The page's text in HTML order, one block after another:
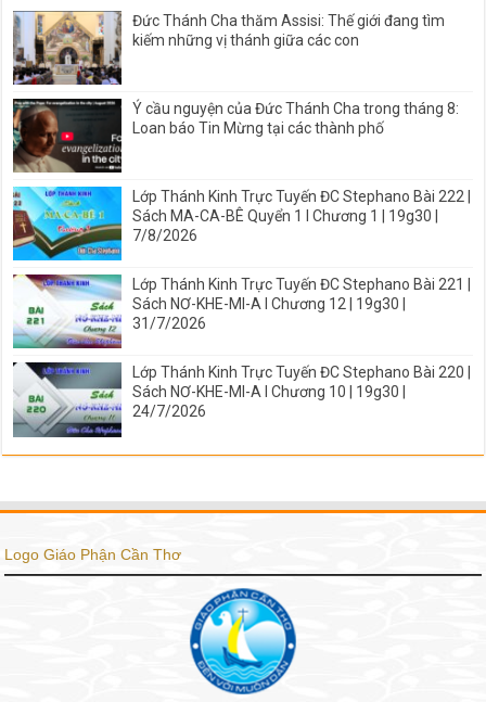
Đức Thánh Cha thăm Assisi: Thế giới đang tìm
kiếm những vị thánh giữa các con
Ý cầu nguyện của Đức Thánh Cha trong tháng 8:
Loan báo Tin Mừng tại các thành phố
Lớp Thánh Kinh Trực Tuyến ĐC Stephano Bài 222 |
Sách MA-CA-BÊ Quyển 1 I Chương 1 | 19g30 |
7/8/2026
Lớp Thánh Kinh Trực Tuyến ĐC Stephano Bài 221 |
Sách NƠ-KHE-MI-A I Chương 12 | 19g30 |
31/7/2026
Lớp Thánh Kinh Trực Tuyến ĐC Stephano Bài 220 |
Sách NƠ-KHE-MI-A I Chương 10 | 19g30 |
24/7/2026
Logo Giáo Phận Cần Thơ